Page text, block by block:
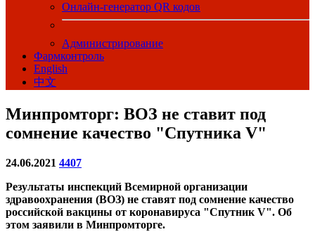
Онлайн-генератор QR кодов
Администрирование
Фармконтроль
English
中文
Минпромторг: ВОЗ не ставит под
сомнение качество "Спутника V"
24.06.2021 4407
Результаты инспекций Всемирной организации
здравоохранения (ВОЗ) не ставят под сомнение качество
российской вакцины от коронавируса "Спутник V". Об
этом заявили в Минпромторге.